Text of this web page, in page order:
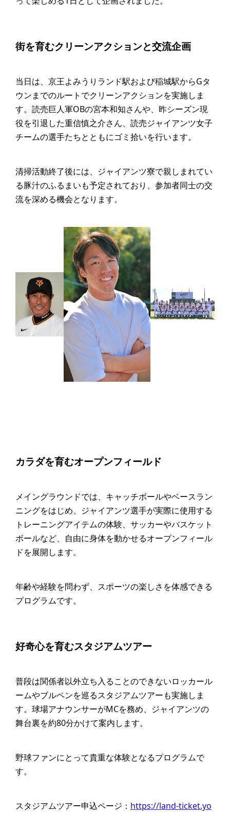
街を育むクリーンアクションと交流企画
当日は、京王よみうりランド駅および稲城駅からGタ
ウンまでのルートでクリーンアクションを実施しま
す。読売巨人軍OBの宮本和知さんや、昨シーズン現
役を引退した重信慎之介さん、読売ジャイアンツ女子
チームの選手たちとともにゴミ拾いを行います。
清掃活動終了後には、ジャイアンツ寮で親しまれてい
る豚汁のふるまいも予定されており、参加者同士の交
流を深める機会となります。
カラダを育むオープンフィールド
メイングラウンドでは、キャッチボールやベースラン
ニングをはじめ、ジャイアンツ選手が実際に使用する
トレーニングアイテムの体験、サッカーやバスケット
ボールなど、自由に身体を動かせるオープンフィール
ドを展開します。
年齢や経験を問わず、スポーツの楽しさを体感できる
プログラムです。
好奇心を育むスタジアムツアー
普段は関係者以外立ち入ることのできないロッカール
ームやブルペンを巡るスタジアムツアーも実施しま
す。球場アナウンサーがMCを務め、ジャイアンツの
舞台裏を約80分かけて案内します。
野球ファンにとって貴重な体験となるプログラムで
す。
スタジアムツアー申込ページ： https://land-ticket.yo